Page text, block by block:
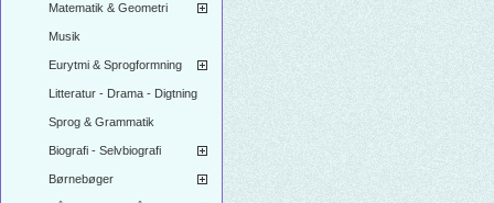
Matematik & Geometri
Musik
Eurytmi & Sprogformning
Litteratur - Drama - Digtning
Sprog & Grammatik
Biografi - Selvbiografi
Børnebøger